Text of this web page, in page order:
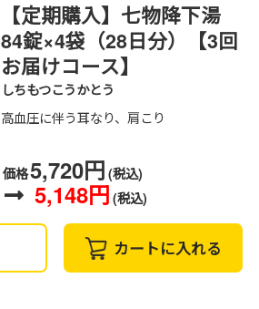
【定期購入】七物降下湯
84錠×4袋（28日分）【3回
お届けコース】
しちもつこうかとう
高血圧に伴う耳なり、肩こり
価格5,720円 (税込)
5,148円 (税込)
カートに入れる